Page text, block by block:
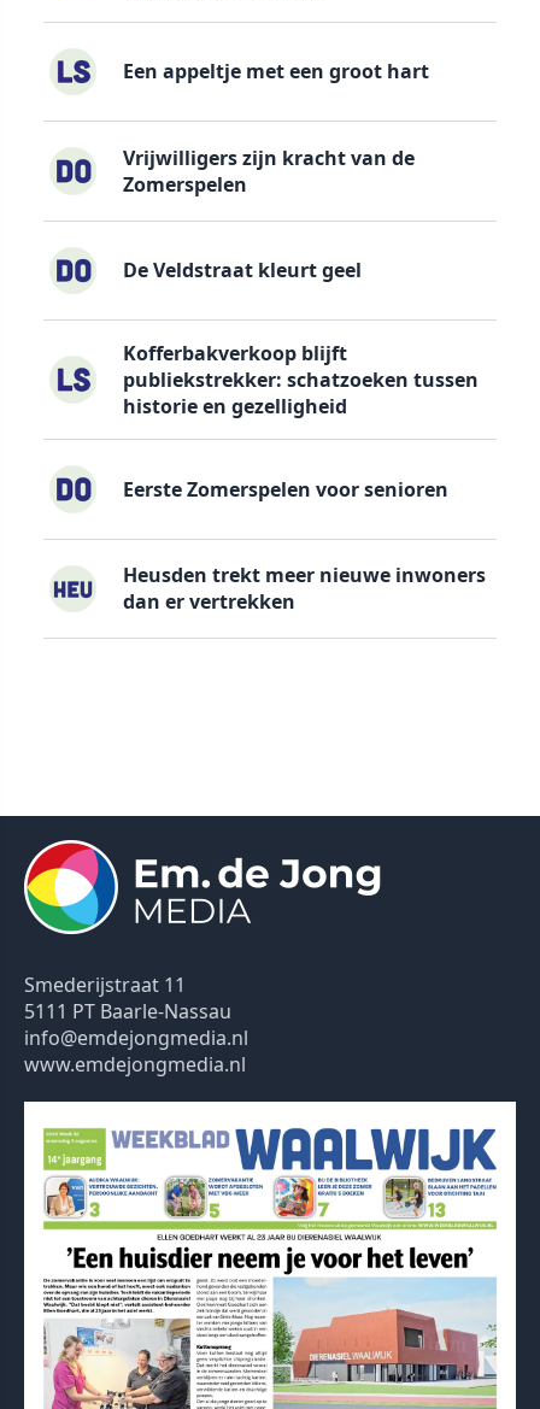
Een appeltje met een groot hart
Vrijwilligers zijn kracht van de
Zomerspelen
De Veldstraat kleurt geel
Kofferbakverkoop blijft
publiekstrekker: schatzoeken tussen
historie en gezelligheid
Eerste Zomerspelen voor senioren
Heusden trekt meer nieuwe inwoners
dan er vertrekken
Smederijstraat 11
5111 PT Baarle-Nassau
info@emdejongmedia.nl
www.emdejongmedia.nl